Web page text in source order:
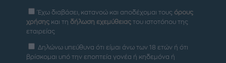
Έχω διαβάσει, κατανοώ και αποδέχομαι τους όρους
χρήσης και τη δήλωση εχεμύθειας του ιστοτόπου της
εταιρείας
Δηλώνω υπεύθυνα ότι είμαι άνω των 18 ετών ή ότι
βρίσκομαι υπό την εποπτεία γονέα ή κηδεμόνα ή